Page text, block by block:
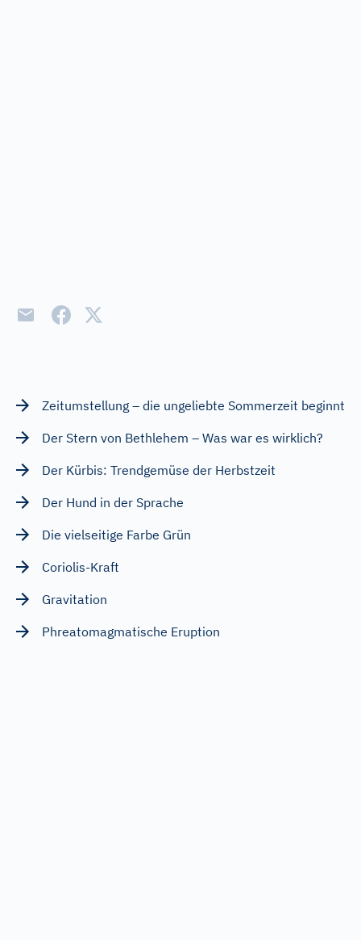
Zeitumstellung – die ungeliebte Sommerzeit beginnt
Der Stern von Bethlehem – Was war es wirklich?
Der Kürbis: Trendgemüse der Herbstzeit
Der Hund in der Sprache
Die vielseitige Farbe Grün
Coriolis-Kraft
Gravitation
Phreatomagmatische Eruption